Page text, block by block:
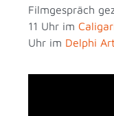
Filmgespräch
11 Uhr im
Uhr im Delphi